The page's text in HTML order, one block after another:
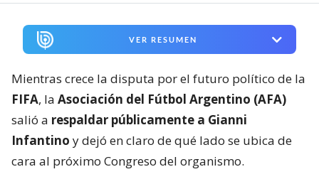
VER RESUMEN
Mientras crece la disputa por el futuro político de la
FIFA, la Asociación del Fútbol Argentino (AFA)
salió a respaldar públicamente a Gianni
Infantino y dejó en claro de qué lado se ubica de
cara al próximo Congreso del organismo.